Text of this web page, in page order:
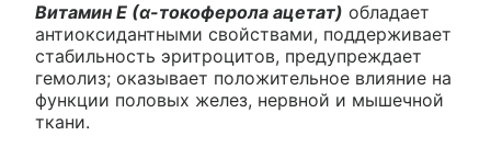
Витамин Е (α-токоферола ацетат) обладает
антиоксидантными свойствами, поддерживает
стабильность эритроцитов, предупреждает
гемолиз; оказывает положительное влияние на
функции половых желез, нервной и мышечной
ткани.